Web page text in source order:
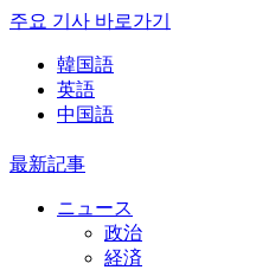
주요 기사 바로가기
韓国語
英語
中国語
最新記事
ニュース
政治
経済